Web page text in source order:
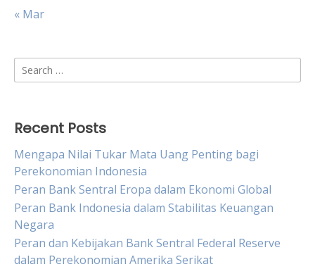
« Mar
Search
for:
Recent Posts
Mengapa Nilai Tukar Mata Uang Penting bagi
Perekonomian Indonesia
Peran Bank Sentral Eropa dalam Ekonomi Global
Peran Bank Indonesia dalam Stabilitas Keuangan
Negara
Peran dan Kebijakan Bank Sentral Federal Reserve
dalam Perekonomian Amerika Serikat